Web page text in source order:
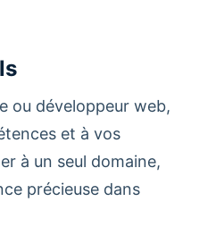
ou développeur web,
et à vos
à un seul domaine,
précieuse dans